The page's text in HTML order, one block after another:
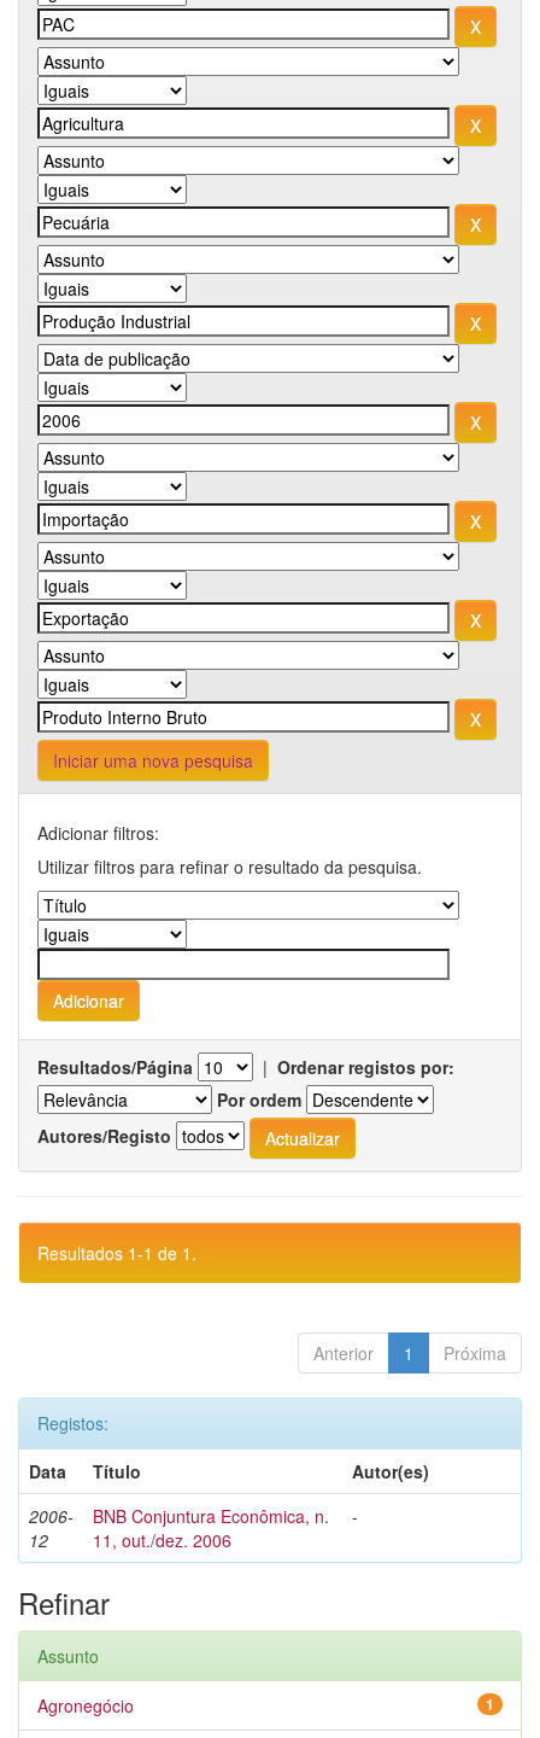
Iniciar uma nova pesquisa
Adicionar filtros:
Utilizar filtros para refinar o resultado da pesquisa.
Resultados/Página | Ordenar registos por:
Por ordem
Autores/Registo
Resultados 1-1 de 1.
Anterior 1 Próxima
Registos:
Data
Título
Autor(es)
2006-
12
BNB Conjuntura Econômica, n.
11, out./dez. 2006
-
Refinar
Assunto
1
Agronegócio